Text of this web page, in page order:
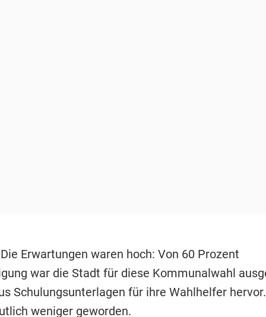
Erwartungen waren hoch: Von 60 Prozent
war die Stadt für diese Kommunalwahl
Schulungsunterlagen für ihre Wahlhelfer
weniger geworden.